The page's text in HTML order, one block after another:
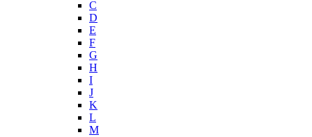
C
D
E
F
G
H
I
J
K
L
M